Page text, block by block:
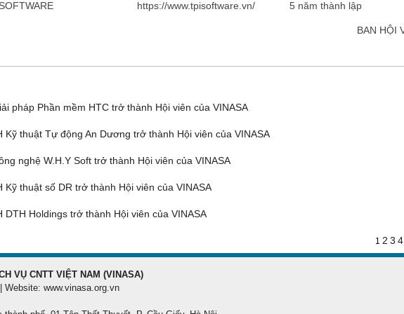
https://www.tpisoftware.vn/ 5 năm thành lập
BAN HỘI
pháp Phần mềm HTC trở thành Hội viên của VINASA
Kỹ thuật Tự động An Dương trở thành Hội viên của VINASA
nghệ W.H.Y Soft trở thành Hội viên của VINASA
Kỹ thuật số DR trở thành Hội viên của VINASA
DTH Holdings trở thành Hội viên của VINASA
1 2 3 4
VỤ CNTT VIỆT NAM (VINASA)
Website: www.vinasa.org.vn